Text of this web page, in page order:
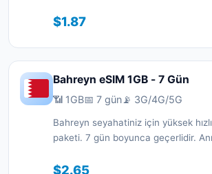
$1.87
Bahreyn eSIM 1GB - 7 Gün
📶 1GB📅 7 gün📡 3G/4G/5G
Bahreyn seyahatiniz için yüksek
paketi. 7 gün boyunca geçerlidir.
$2.65